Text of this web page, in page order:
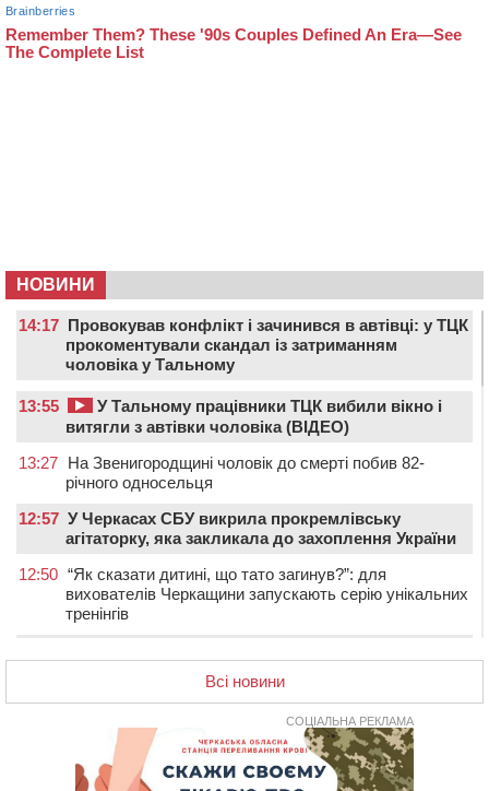
НОВИНИ
14:17 Провокував конфлікт і зачинився в автівці: у ТЦК
прокоментували скандал із затриманням
чоловіка у Тальному
13:55
У Тальному працівники ТЦК вибили вікно і
витягли з автівки чоловіка (ВІДЕО)
13:27 На Звенигородщині чоловік до смерті побив 82-
річного односельця
12:57 У Черкасах СБУ викрила прокремлівську
агітаторку, яка закликала до захоплення України
12:50 “Як сказати дитині, що тато загинув?”: для
вихователів Черкащини запускають серію унікальних
тренінгів
11:35 Від 80 гривень за кілограм: в Україні прогнозують
стрибок цін на гречку
Захисника зі Звенигородщини, який обороняв
Авдіївку, нагородили “Комбатантським хрестом”
Всі новини
СОЦІАЛЬНА РЕКЛАМА